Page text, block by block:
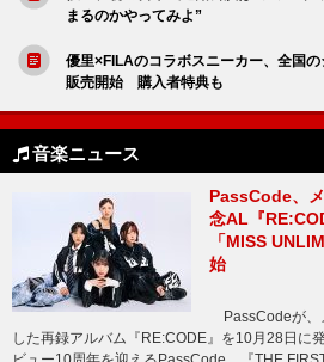
まるのかやってみよ”
優里×FILAのコラボスニーカー、全国
販売開始 購入者特典も
音楽ニュース
PassCode、
念AL『
「MISS
始
PassCodeが、
した再録アルバム『RE:CODE』を10月28日